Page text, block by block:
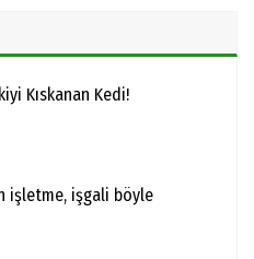
Kıskanan Kedi!
işletme, işgali böyle